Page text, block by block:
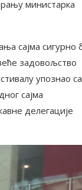
министарка
сајма сигурно
задовољство
упознао са
сајма
делегације